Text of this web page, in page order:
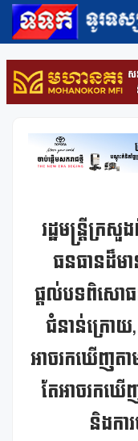
រដ្ឋមន្ត្រីក្រ
ធនធានដ៏មា
ផ្តល់បទពិសោធ
ជំនាន់ក្រោ
អាចរកឃើញតា
តែអាចរកឃើ
និងកា